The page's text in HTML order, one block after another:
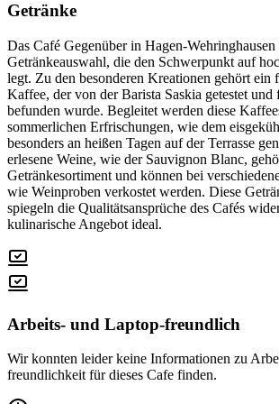
Getränke
Das Café Gegenüber in Hagen-
Getränkeauswahl, die den Schwerpunkt auf
legt. Zu den besonderen Kreationen gehört ein
Kaffee, der von der Barista Saskia getestet
befunden wurde. Begleitet werden diese
sommerlichen Erfrischungen, wie dem
besonders an heißen Tagen auf der Terrasse
erlesene Weine, wie der Sauvignon Blanc,
Getränkesortiment und können bei
wie Weinproben verkostet werden. Diese
spiegeln die Qualitätsansprüche des Cafés
kulinarische Angebot ideal.
Arbeits- und Laptop-freundlich
Wir konnten leider keine Informationen zu
freundlichkeit für dieses Cafe finden.